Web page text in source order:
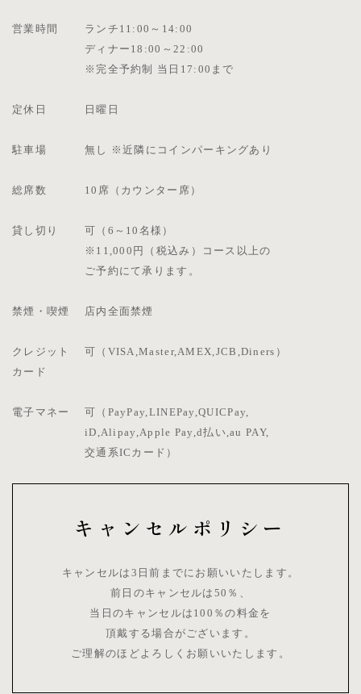
営業時間
ランチ11:00～14:00
ディナー18:00～22:00
※完全予約制 当日17:00まで
定休日 日曜日
駐車場 無し ※近隣にコインパーキングあり
総席数 10席（カウンター席）
貸し切り
可（6～10名様）
※11,000円（税込み）コース以上の
ご予約にて承ります。
禁煙・喫煙 店内全面禁煙
クレジット
カード
可（VISA,Master,AMEX,JCB,Diners）
電子マネー
可（PayPay,LINEPay,QUICPay,
iD,Alipay,Apple Pay,d払い,au PAY,
交通系ICカード）
キャンセルポリシー
キャンセルは3日前までにお願いいたします。
前日のキャンセルは50％、
当日のキャンセルは100％の料金を
頂戴する場合がございます。
ご理解のほどよろしくお願いいたします。